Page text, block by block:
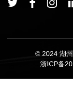
© 2024 湖州
浙ICP备